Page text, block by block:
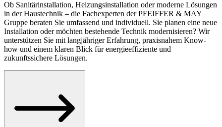
Ob Sanitärinstallation, Heizungsinstallation oder moderne Lösungen
in der Haustechnik – die Fachexperten der PFEIFFER & MAY
Gruppe beraten Sie umfassend und individuell. Sie planen eine neue
Installation oder möchten bestehende Technik modernisieren? Wir
unterstützen Sie mit langjähriger Erfahrung, praxisnahem Know-
how und einem klaren Blick für energieeffiziente und
zukunftssichere Lösungen.